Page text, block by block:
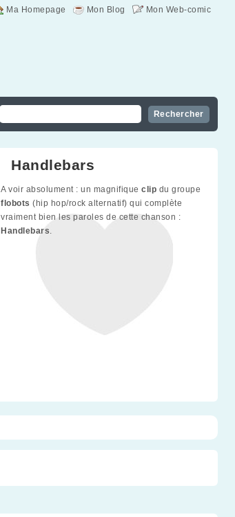
Mon Web-comic
Mon Blog
Ma Homepage
Handlebars
A voir absolument : un magnifique clip du groupe
flobots (hip hop/rock alternatif) qui complète
vraiment bien les paroles de cette chanson :
Handlebars.